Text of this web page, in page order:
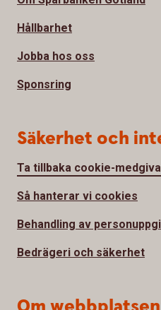
Hållbarhet
Jobba hos oss
Sponsring
Säkerhet och
Ta tillbaka cookie-
Så hanterar vi cookies
Behandling av
Bedrägeri och säkerhet